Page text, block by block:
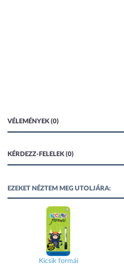
VÉLEMÉNYEK (0)
KÉRDEZZ-FELELEK (0)
EZEKET NÉZTEM MEG UTOLJÁRA:
Kicsik formái